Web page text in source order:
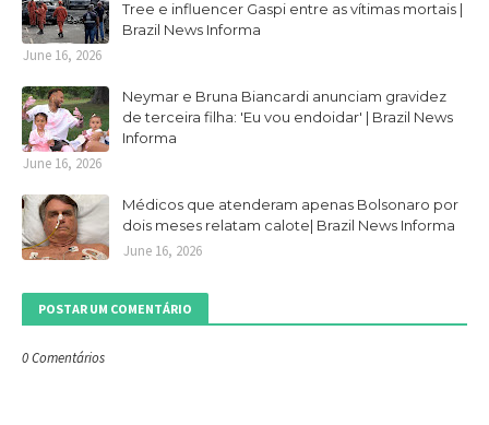
Tree e influencer Gaspi entre as vítimas mortais |
Brazil News Informa
June 16, 2026
Neymar e Bruna Biancardi anunciam gravidez
de terceira filha: 'Eu vou endoidar' | Brazil News
Informa
June 16, 2026
Médicos que atenderam apenas Bolsonaro por
dois meses relatam calote| Brazil News Informa
June 16, 2026
POSTAR UM COMENTÁRIO
0 Comentários